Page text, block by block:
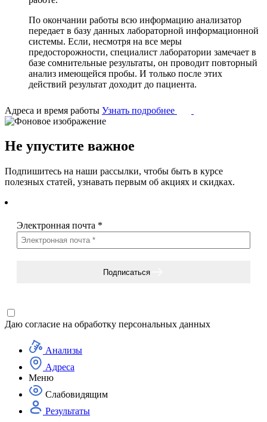
По окончании работы всю информацию анализатор
передает в базу данных лабораторной информационной
системы. Если, несмотря на все меры
предосторожности, специалист лаборатории замечает в
базе сомнительные результаты, он проводит повторный
анализ имеющейся пробы. И только после этих
действий результат доходит до пациента.
Адреса и время работы Узнать подробнее
Не упустите важное
Подпишитесь на наши рассылки, чтобы быть в курсе
полезных статей, узнавать первым об акциях и скидках.
Электронная почта *
Подписаться
Даю согласие на обработку персональных данных
Анализы
Адреса
Меню
Слабовидящим
Результаты